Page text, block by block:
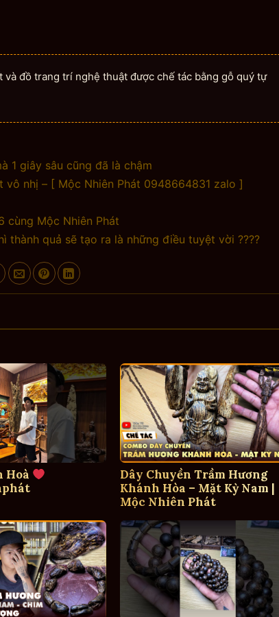
và đồ trang trí nghệ thuật được chế tác bằng gỗ quý tự
1 giây sâu cũng đã là chậm
vô nhị – [ Mộc Nhiên Phát 0948664831 zalo ]
cùng Mộc Nhiên Phát
quả sẽ tạo ra là những điều tuyệt vời ????
Hoà
Dây Chuyền Trầm Hương
Khánh Hòa – Mặt Kỳ Nam |
Mộc Nhiên Phát